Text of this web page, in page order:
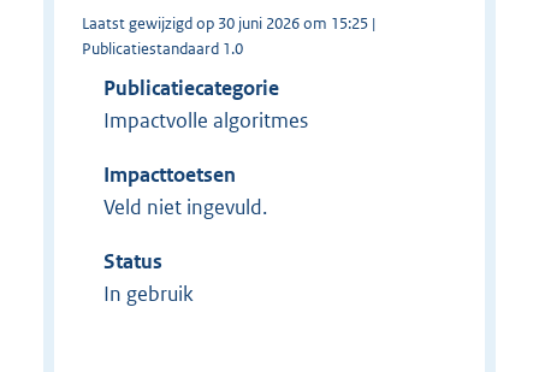
Laatst gewijzigd op 30 juni 2026 om 15:25 |
Publicatiestandaard 1.0
Publicatiecategorie
Impactvolle algoritmes
Impacttoetsen
Veld niet ingevuld.
Status
In gebruik